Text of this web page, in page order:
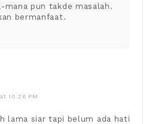
mana pun takde masalah.
bermanfaat.
10:26 PM
lama siar tapi belum ada hati